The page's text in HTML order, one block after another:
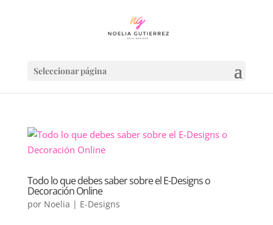
Seleccionar página
Todo lo que debes saber sobre el E-Designs o
Decoración Online
por Noelia | E-Designs